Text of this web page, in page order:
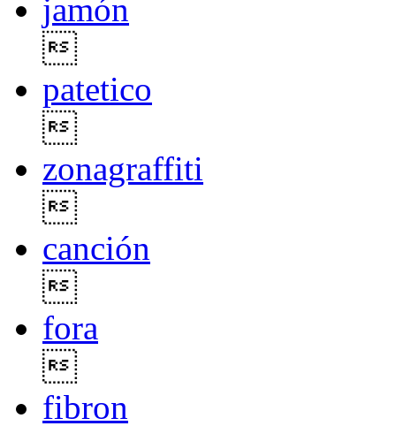
jamón
patetico
zonagraffiti
canción
fora
fibron